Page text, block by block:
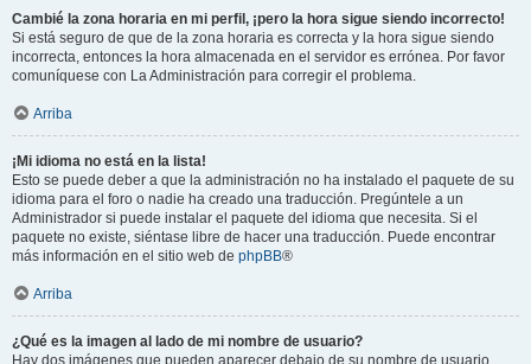
Cambié la zona horaria en mi perfil, ¡pero la hora sigue siendo incorrecto!
Si está seguro de que de la zona horaria es correcta y la hora sigue siendo
incorrecta, entonces la hora almacenada en el servidor es errónea. Por favor
comuníquese con La Administración para corregir el problema.
Arriba
¡Mi idioma no está en la lista!
Esto se puede deber a que la administración no ha instalado el paquete de su
idioma para el foro o nadie ha creado una traducción. Pregúntele a un
Administrador si puede instalar el paquete del idioma que necesita. Si el
paquete no existe, siéntase libre de hacer una traducción. Puede encontrar
más información en el sitio web de phpBB®
Arriba
¿Qué es la imagen al lado de mi nombre de usuario?
Hay dos imágenes que pueden aparecer debajo de su nombre de usuario